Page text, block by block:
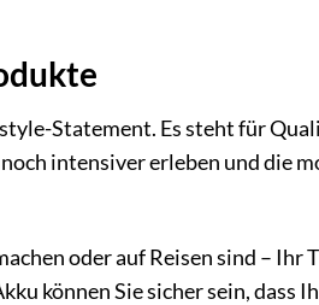
Statement. Es steht für
intensiver erleben und die
oder auf Reisen sind – Ihr
können Sie sicher sein, dass